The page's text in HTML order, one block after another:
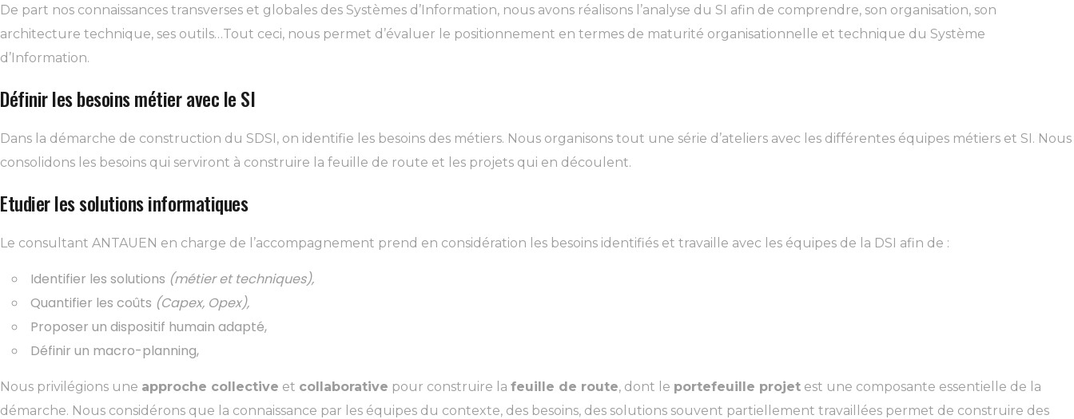
De part nos connaissances transverses et globales des Systèmes d’Information, nous avons réalisons l’analyse du SI afin de comprendre, son organisation, son
architecture technique, ses outils…Tout ceci, nous permet d’évaluer le positionnement en termes de maturité organisationnelle et technique du Système
d’Information.
Définir les besoins métier avec le SI
Dans la démarche de construction du SDSI, on identifie les besoins des métiers. Nous organisons tout une série d’ateliers avec les différentes équipes métiers et SI. Nous
consolidons les besoins qui serviront à construire la feuille de route et les projets qui en découlent.
Etudier les solutions informatiques
Le consultant ANTAUEN en charge de l’accompagnement prend en considération les besoins identifiés et travaille avec les équipes de la DSI afin de :
Identifier les solutions (métier et techniques),
Quantifier les coûts (Capex, Opex),
Proposer un dispositif humain adapté,
Définir un macro-planning,
Nous privilégions une approche collective et collaborative pour construire la feuille de route, dont le portefeuille projet est une composante essentielle de la
démarche. Nous considérons que la connaissance par les équipes du contexte, des besoins, des solutions souvent partiellement travaillées permet de construire des